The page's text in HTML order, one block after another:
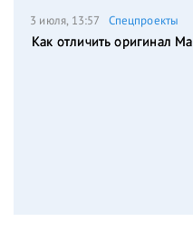
3 июля, 13:57 Спецпроекты
Как отличить оригинал